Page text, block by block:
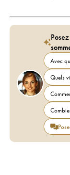
Avec
Quels